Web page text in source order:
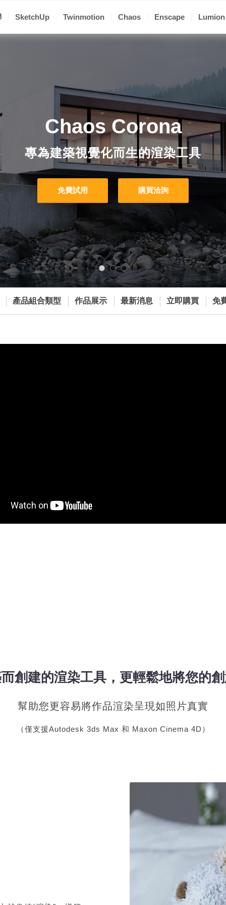
SketchUp Twinmotion Chaos Enscape Lumion
Chaos Corona
專為建築視覺化而生的渲染工具
免費試用 購買洽詢
1 2 3
產品組合類型 作品展示 最新消息 立即購買 免
創建的渲染工具，更輕鬆地將您的
幫助您更容易將作品渲染呈現如照片真實
（僅支援Autodesk 3ds Max 和 Maxon Cinema 4D）